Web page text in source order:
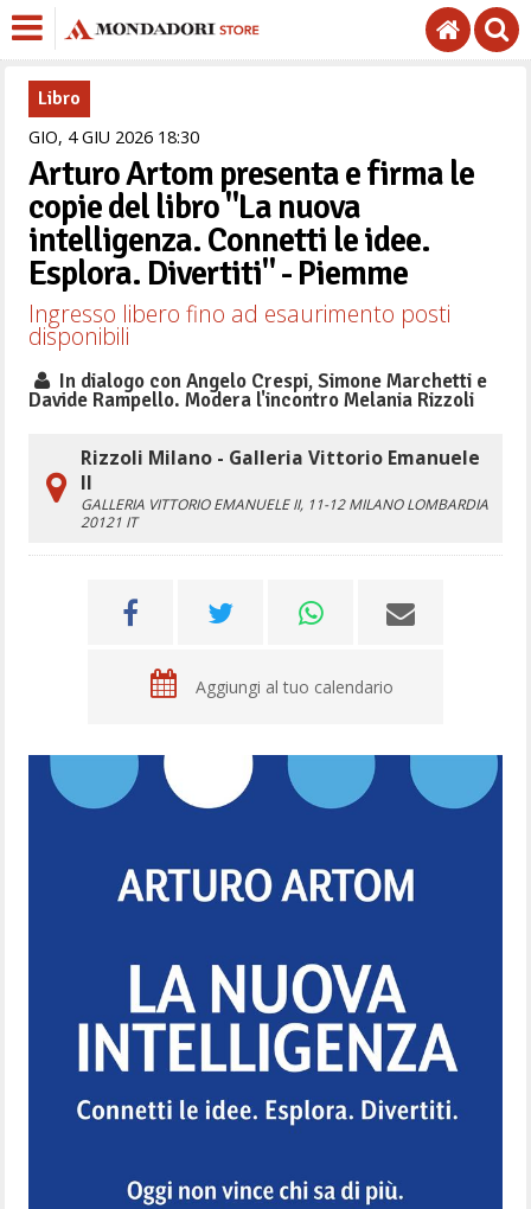
Libro
GIO, 4 GIU 2026 1830
Arturo Artom presenta e firma le
copie del libro "La nuova
intelligenza. Connetti le idee.
Esplora. Divertiti" - Piemme
Ingresso libero fino ad esaurimento posti
disponibili
In dialogo con Angelo Crespi, Simone Marchetti e
Davide Rampello. Modera l'incontro Melania Rizzoli
Rizzoli Milano - Galleria Vittorio Emanuele
II
GALLERIA VITTORIO EMANUELE II, 11-12MILANO LOMBARDIA
20121 IT
Aggiungi al tuo calendario